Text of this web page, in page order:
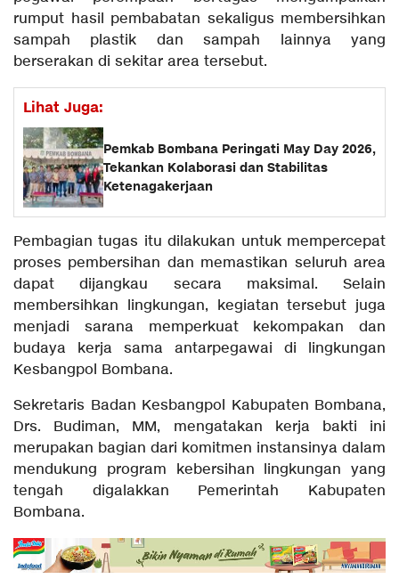
rumput hasil pembabatan sekaligus membersihkan
sampah plastik dan sampah lainnya yang
berserakan di sekitar area tersebut.
Lihat Juga:
Pemkab Bombana Peringati May Day 2026,
Tekankan Kolaborasi dan Stabilitas
Ketenagakerjaan
Pembagian tugas itu dilakukan untuk mempercepat
proses pembersihan dan memastikan seluruh area
dapat dijangkau secara maksimal. Selain
membersihkan lingkungan, kegiatan tersebut juga
menjadi sarana memperkuat kekompakan dan
budaya kerja sama antarpegawai di lingkungan
Kesbangpol Bombana.
Sekretaris Badan Kesbangpol Kabupaten Bombana,
Drs. Budiman, MM, mengatakan kerja bakti ini
merupakan bagian dari komitmen instansinya dalam
mendukung program kebersihan lingkungan yang
tengah digalakkan Pemerintah Kabupaten
Bombana.